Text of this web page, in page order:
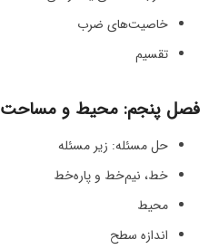
خاصیت‌های ضرب
تقسیم
فصل پنجم: محیط و مساحت
حل مسئله: زیر مسئله
خط، نیم‌خط و پاره‌خط
محیط
اندازه سطح